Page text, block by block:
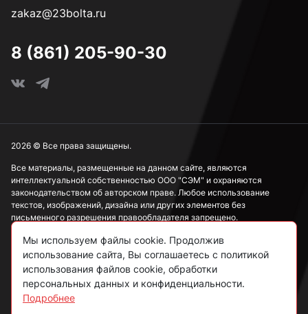
zakaz@23bolta.ru
8 (861) 205-90-30
Все материалы, размещенные на данном сайте, являются
интеллектуальной собственностью ООО "СЭМ" и охраняются
законодательством об авторском праве. Любое использование
текстов, изображений, дизайна или других элементов без
письменного разрешения правообладателя запрещено.
Информация, представленная на сайте, носит исключительно
ознакомительный характер и не может рассматриваться как
публичная оферта в соответствии со ст. 437 ГК РФ.
Политика конфиденциальности
2026 © Все права защищены.
Мы используем файлы cookie. Продолжив
использование сайта, Вы соглашаетесь с политикой
использования файлов cookie, обработки
персональных данных и конфиденциальности.
Подробнее